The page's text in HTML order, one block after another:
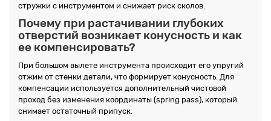
стружки с инструментом и снижает риск сколов.
Почему при растачивании глубоких
отверстий возникает конусность и как
ее компенсировать?
При большом вылете инструмента происходит его упругий
отжим от стенки детали, что формирует конусность. Для
компенсации используется дополнительный чистовой
проход без изменения координаты (spring pass), который
снимает остаточный припуск.